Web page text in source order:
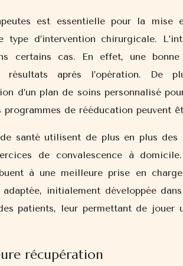
est essentielle pour la mise
d’intervention chirurgicale.
certains cas. En effet, une bonne
après l’opération. De
d’un plan de soins personnalisé
de rééducation peuvent
santé utilisent de plus en plus des
de convalescence à
à une meilleure prise en
initialement développée
patients, leur permettant de jouer
récupération